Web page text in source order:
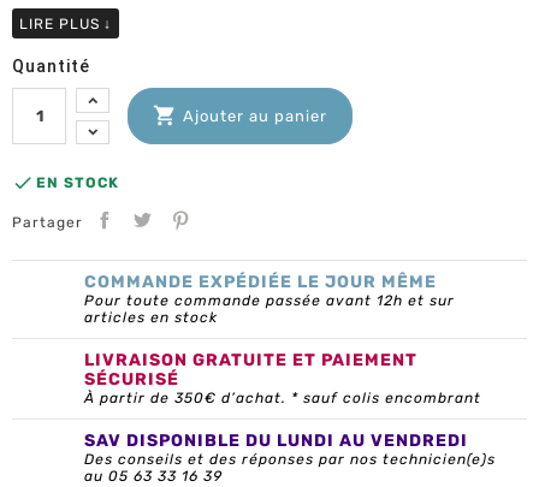
LIRE PLUS ↓
Quantité
 Ajouter au panier
 EN STOCK
Partager
COMMANDE EXPÉDIÉE LE JOUR MÊME
Pour toute commande passée avant 12h et sur
articles en stock
LIVRAISON GRATUITE ET PAIEMENT
SÉCURISÉ
À partir de 350€ d’achat. * sauf colis encombrant
SAV DISPONIBLE DU LUNDI AU VENDREDI
Des conseils et des réponses par nos technicien(e)s
au 05 63 33 16 39